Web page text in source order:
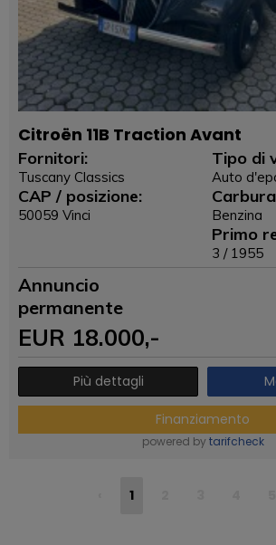
Citroën 11B Traction Avant
Fornitori:
Tuscany Classics
CAP / posizione:
50059 Vinci
Tipo di
Auto
Benzina
Primo
3 / 1955
Annuncio
permanente
EUR 18.000,-
Più dettagli
Finanziamento
powered by tarifcheck
1